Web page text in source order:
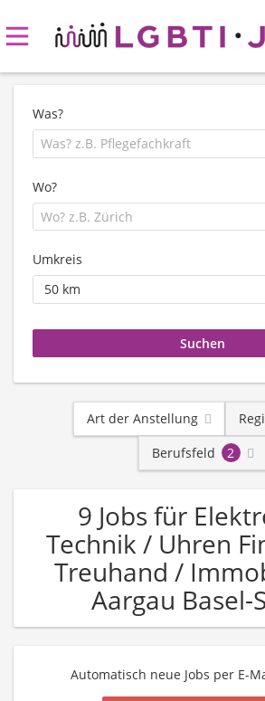
Was?
Wo?
Umkreis
Art der Anstellung
Berufsfeld
2
9 Jobs für
Technik / Uhren
Treuhand /
Aargau Basel-
Automatisch neue Jobs per E-